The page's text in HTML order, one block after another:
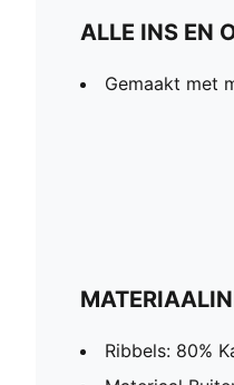
ALLE INS EN
Gemaakt met
Ribbels: 80%